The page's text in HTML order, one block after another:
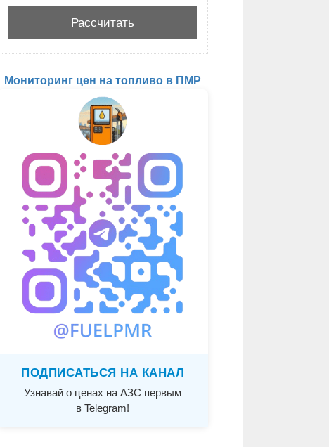
Мониторинг цен на топливо в ПМР
ПОДПИСАТЬСЯ НА КАНАЛ
Узнавай о ценах на АЗС первым
в Telegram!